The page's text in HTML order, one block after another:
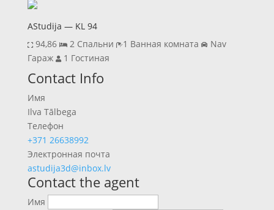
AStudija — KL 94
94,86
2 Спальни 1 Ванная комната Nav
Гараж
1 Гостиная
Previous
Next
Contact Info
Имя
Ilva Tālbega
Телефон
+371 26638992
Электронная почта
astudija3d@inbox.lv
Contact the agent
Имя